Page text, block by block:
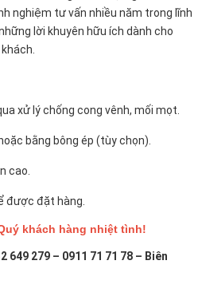
nghiệm tư vấn nhiều năm trong lĩnh
lời khuyên hữu ích dành cho
xử lý chống cong vênh, mối mọt.
bằng bông ép (tùy chọn).
cao.
được đặt hàng.
khách hàng nhiệt tình!
649 279 – 0911 71 71 78 – Biên